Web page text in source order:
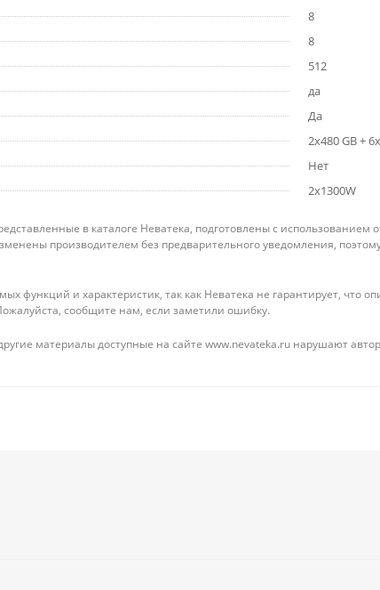
8
8
512
да
Да
2x480 GB +
Нет
2х1300W
в каталоге Неватека, подготовлены с
производителем без предварительного уведомления,
функций и характеристик, так как Неватека не гарантирует,
сообщите нам, если заметили ошибку.
материалы доступные на сайте www.nevateka.ru нарушают